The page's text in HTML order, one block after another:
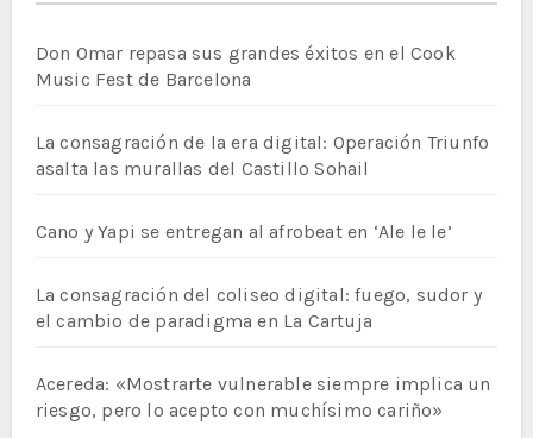
Don Omar repasa sus grandes éxitos en el Cook
Music Fest de Barcelona
La consagración de la era digital: Operación Triunfo
asalta las murallas del Castillo Sohail
Cano y Yapi se entregan al afrobeat en ‘Ale le le’
La consagración del coliseo digital: fuego, sudor y
el cambio de paradigma en La Cartuja
Acereda: «Mostrarte vulnerable siempre implica un
riesgo, pero lo acepto con muchísimo cariño»